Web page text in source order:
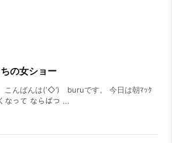
の女ショー
んばんは(‘◇’)ゞburuです。 今日は朝ﾏｯｸ
なって ならばつ ...